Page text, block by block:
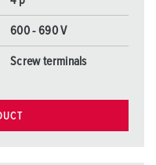
600 - 690 V
Screw terminals